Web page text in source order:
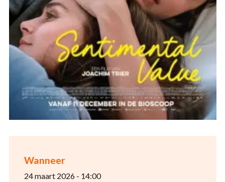
Wanneer
24 maart 2026 - 14:00